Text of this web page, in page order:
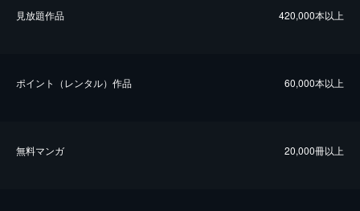
⾒放題作品 420,000本以上
ポイント（レンタル）作品 60,000本以上
無料マンガ 20,000冊以上